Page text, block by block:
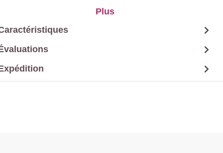
dans les boiseries.
Plus